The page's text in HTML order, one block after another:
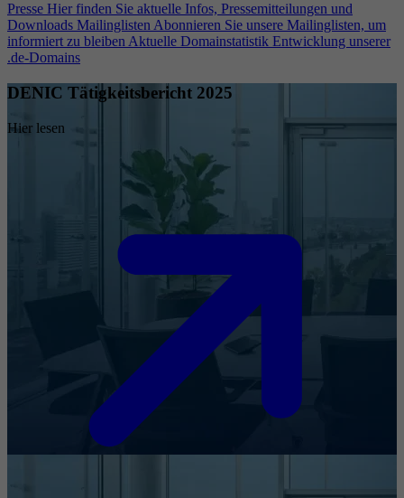
Presse Hier finden Sie aktuelle Infos, Pressemitteilungen und
Downloads Mailinglisten Abonnieren Sie unsere Mailinglisten, um
informiert zu bleiben Aktuelle Domainstatistik Entwicklung unserer
.de-Domains
DENIC Tätigkeitsbericht 2025
Hier lesen